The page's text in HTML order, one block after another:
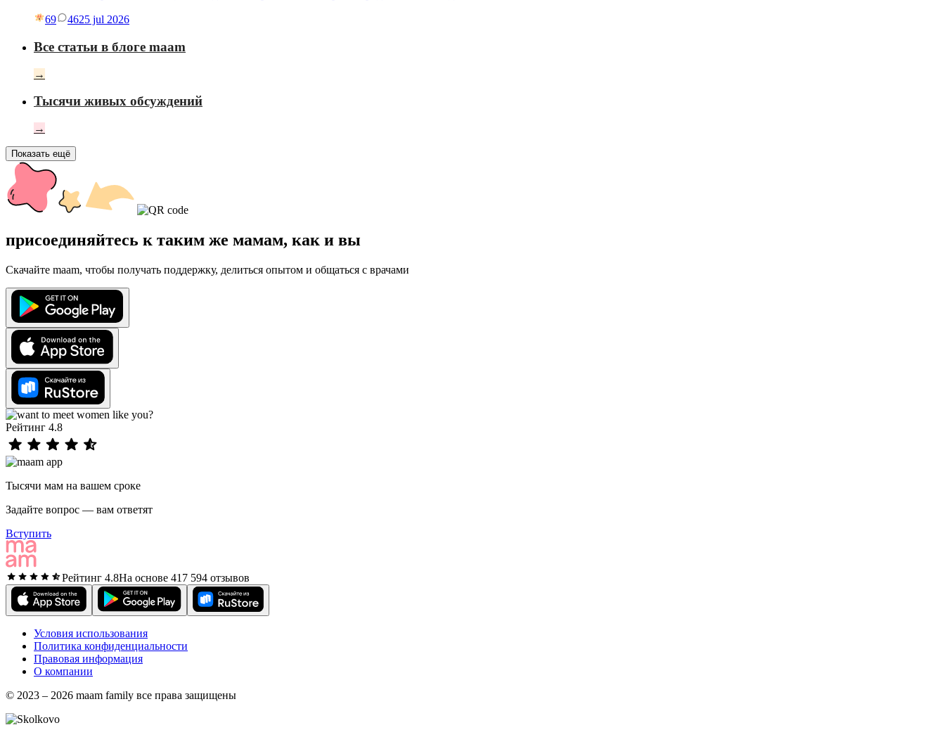
69 4625 jul 2026
Все статьи в блоге maam
→
Тысячи живых обсуждений
→
Показать ещё
присоединяйтесь к таким же мамам, как и вы
Скачайте maam, чтобы получать поддержку, делиться опытом и общаться с врачами
Рейтинг 4.8
Тысячи мам на вашем сроке
Задайте вопрос — вам ответят
Вступить
Рейтинг 4.8На основе 417 594 отзывов
Условия использования
Политика конфиденциальности
Правовая информация
О компании
© 2023 – 2026 maam family все права защищены